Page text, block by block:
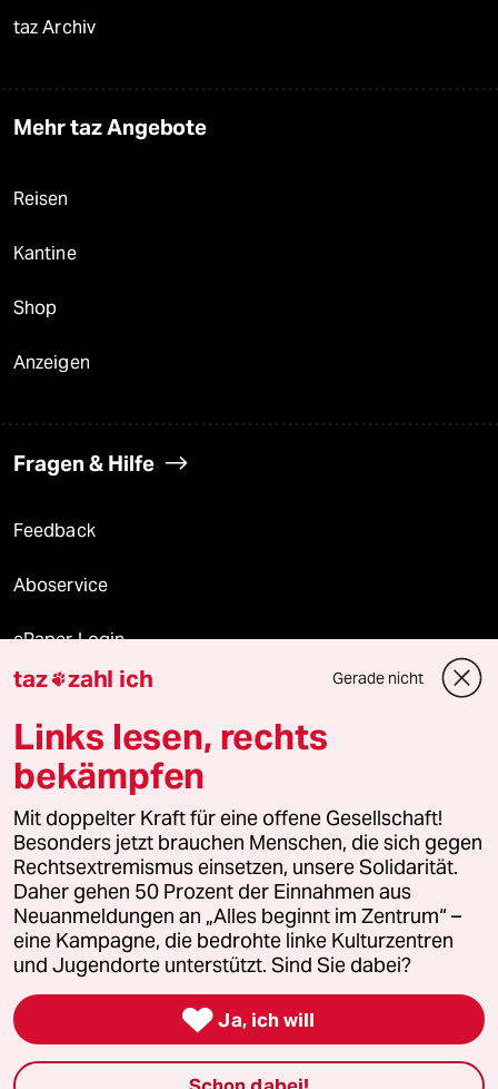
taz Archiv
Mehr taz Angebote
Reisen
Kantine
Shop
Anzeigen
Fragen & Hilfe
Feedback
Aboservice
ePaper Login
Downloads für Abonnierende
© 2026 taz Verlags und Vertriebs GmbH
Alle Rechte vorbehalten. Bei rechtlichen Fragen oder für Genehmigungen
wenden Sie sich bitte an
lizenzen@taz.de
Feedback Redaktionsstatut Kommune-Richtlinien
Leitlinie Informant Datenschutz Impressum AGB
Seitenwende Einwilligungen widerrufen (Ads)
taz zahl ich Gerade nicht
Links lesen, rechts
bekämpfen
Mit doppelter Kraft für eine offene Gesellschaft!
Besonders jetzt brauchen Menschen, die sich gegen
Rechtsextremismus einsetzen, unsere Solidarität.
Daher gehen 50 Prozent der Einnahmen aus
Neuanmeldungen an „Alles beginnt im Zentrum“ –
eine Kampagne, die bedrohte linke Kulturzentren
und Jugendorte unterstützt. Sind Sie dabei?
 Ja, ich will